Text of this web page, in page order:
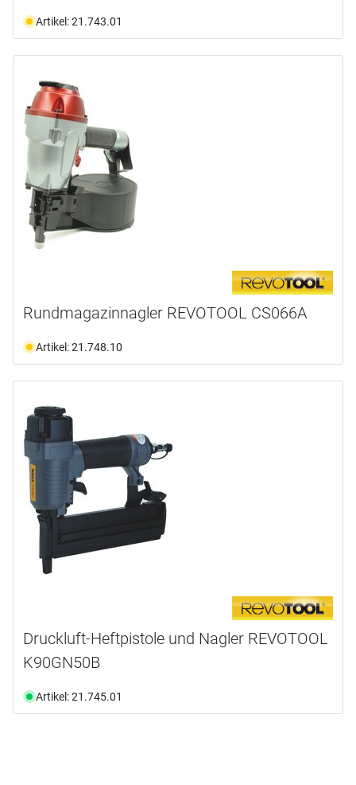
Artikel: 21.743.01
Rundmagazinnagler REVOTOOL CS066A
Artikel: 21.748.10
Druckluft-Heftpistole und Nagler REVOTOOL
K90GN50B
Artikel: 21.745.01